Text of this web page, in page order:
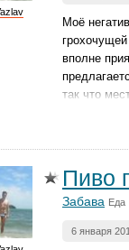
Моё
вполне
так что
Пиво
Забава Еда
6 января